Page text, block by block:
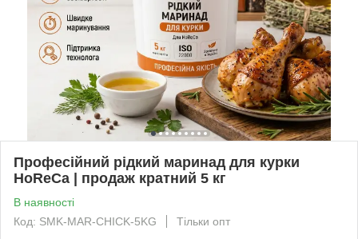
Професійний рідкий маринад для курки
HoReCa | продаж кратний 5 кг
В наявності
Код: SMK-MAR-CHICK-5KG
Тільки опт